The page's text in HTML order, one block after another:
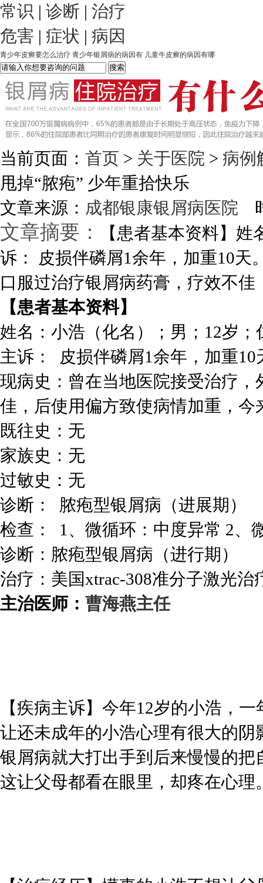
常识 | 诊断 | 治疗
危害 | 症状 | 病因
青少年皮癣要怎么治疗 青少年银屑病的病因有 儿童牛皮癣的病因有哪
当前页面： 首页 > 关于医院 > 病例
甩掉“脓疱” 少年重拾快乐
文章来源： 成都银康银屑病医院
文章摘要：
【患者基本资料】
诉： 皮损伴磷屑1余年，加重10天
口服过治疗银屑病药膏，疗效不佳
【患者基本资料】
姓名：小浩（化名）；男；12岁；
主诉： 皮损伴磷屑1余年，加重10
现病史：曾在当地医院接受治疗
佳，后使用偏方致使病情加重，今
既往史：无
家族史：无
过敏史：无
诊断： 脓疱型银屑病（进展期）
检查： 1、微循环：中度异常 2、
诊断：脓疱型银屑病（进行期）
治疗：美国xtrac-308准分子激光
主治医师： 曹海燕主任
【疾病主诉】今年12岁的小浩，
让还未成年的小浩心理有很大的
银屑病就大打出手到后来慢慢的
这让父母都看在眼里，却疼在心理